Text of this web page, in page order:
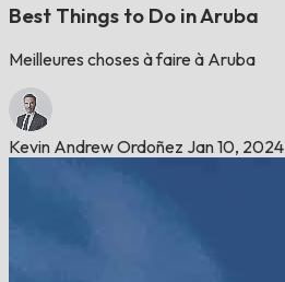
Best Things to Do in Aruba
Meilleures choses à faire à Aruba
Kevin Andrew Ordoñez Jan 10, 2024